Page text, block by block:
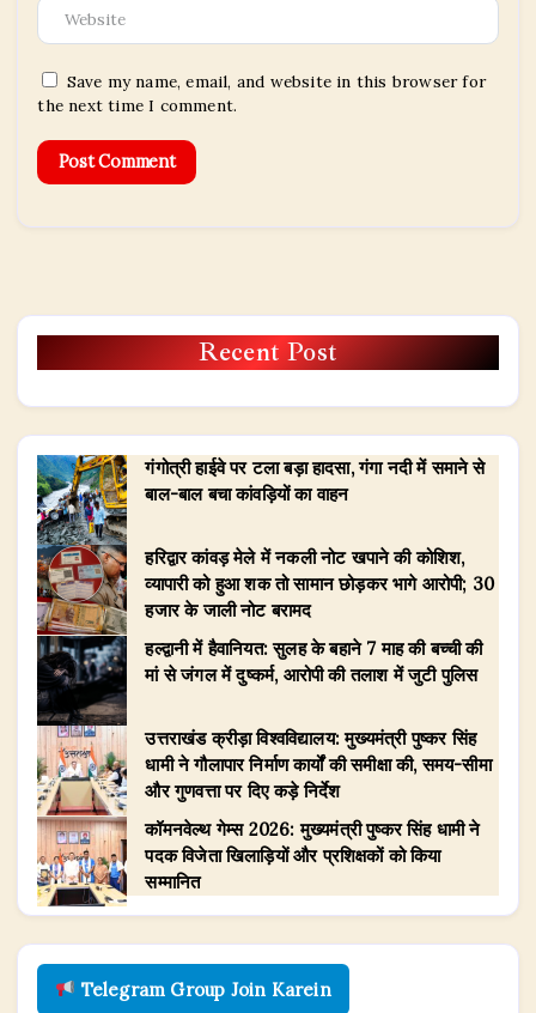
Save my name, email, and website in this browser for
the next time I comment.
Recent Post
गंगोत्री हाईवे पर टला बड़ा हादसा, गंगा नदी में समाने से
बाल-बाल बचा कांवड़ियों का वाहन
हरिद्वार कांवड़ मेले में नकली नोट खपाने की कोशिश,
व्यापारी को हुआ शक तो सामान छोड़कर भागे आरोपी; 30
हजार के जाली नोट बरामद
हल्द्वानी में हैवानियत: सुलह के बहाने 7 माह की बच्ची की
मां से जंगल में दुष्कर्म, आरोपी की तलाश में जुटी पुलिस
उत्तराखंड क्रीड़ा विश्वविद्यालय: मुख्यमंत्री पुष्कर सिंह
धामी ने गौलापार निर्माण कार्यों की समीक्षा की, समय-सीमा
और गुणवत्ता पर दिए कड़े निर्देश
​कॉमनवेल्थ गेम्स 2026: मुख्यमंत्री पुष्कर सिंह धामी ने
पदक विजेता खिलाड़ियों और प्रशिक्षकों को किया
सम्मानित
Telegram Group Join Karein